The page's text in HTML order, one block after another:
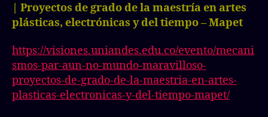
| Proyectos de grado de la maestría en artes
plásticas, electrónicas y del tiempo – Mapet
https://visiones.uniandes.edu.co/evento/mecani
smos-par-aun-no-mundo-maravilloso-
proyectos-de-grado-de-la-maestria-en-artes-
plasticas-electronicas-y-del-tiempo-mapet/